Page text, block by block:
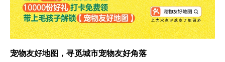
宠物友好地图，寻觅城市宠物友好角落